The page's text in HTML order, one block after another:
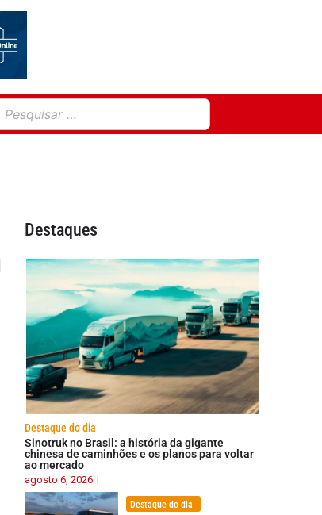
Destaques
Destaque do dia
Sinotruk no Brasil: a história da gigante
chinesa de caminhões e os planos para voltar
ao mercado
agosto 6, 2026
Destaque do dia